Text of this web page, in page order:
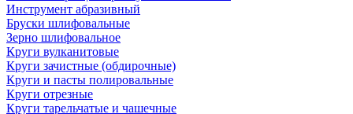
Инструмент абразивный
Бруски шлифовальные
Зерно шлифовальное
Круги вулканитовые
Круги зачистные (обдирочные)
Круги и пасты полировальные
Круги отрезные
Круги тарельчатые и чашечные